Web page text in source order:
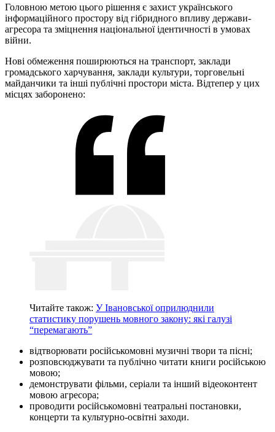
Головною метою цього рішення є захист українського
інформаційного простору від гібридного впливу держави-
агресора та зміцнення національної ідентичності в умовах
війни.
Нові обмеження поширюються на транспорт, заклади
громадського харчування, заклади культури, торговельні
майданчики та інші публічні простори міста. Відтепер у цих
місцях заборонено:
Читайте також: У Івановської оприлюднили
статистику порушень мовного закону: які галузі
“перемагають”
відтворювати російськомовні музичні твори та пісні;
розповсюджувати та публічно читати книги російською
мовою;
демонструвати фільми, серіали та інший відеоконтент
мовою агресора;
проводити російськомовні театральні постановки,
концерти та культурно-освітні заходи.